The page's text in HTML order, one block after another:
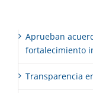
Aprueban
fortalecimiento
Transparencia